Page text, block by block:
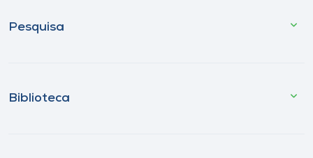
Pesquisa
Biblioteca